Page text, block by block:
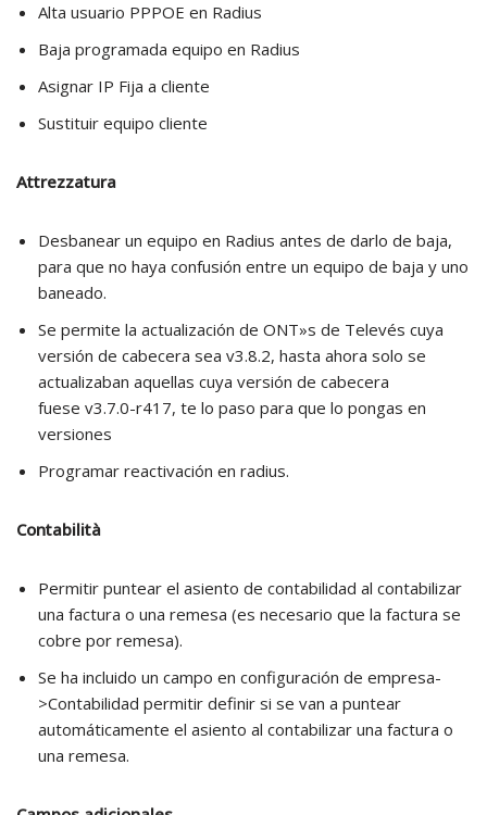
Alta usuario PPPOE en Radius
Baja programada equipo en Radius
Asignar IP Fija a cliente
Sustituir equipo cliente
Attrezzatura
Desbanear un equipo en Radius antes de darlo de baja,
para que no haya confusión entre un equipo de baja y uno
baneado.
Se permite la actualización de ONT»s de Televés cuya
versión de cabecera sea v3.8.2, hasta ahora solo se
actualizaban aquellas cuya versión de cabecera
fuese v3.7.0-r417, te lo paso para que lo pongas en
versiones
Programar reactivación en radius.
Contabilità
Permitir puntear el asiento de contabilidad al contabilizar
una factura o una remesa (es necesario que la factura se
cobre por remesa).
Se ha incluido un campo en configuración de empresa-
>Contabilidad permitir definir si se van a puntear
automáticamente el asiento al contabilizar una factura o
una remesa.